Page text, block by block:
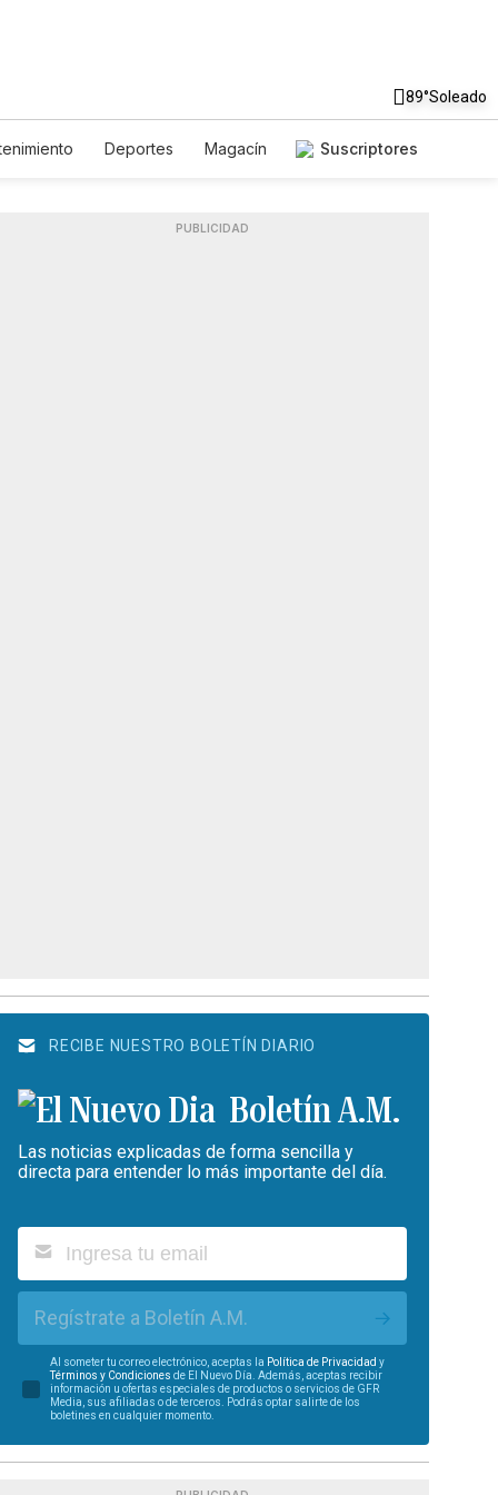
89°Soleado
Deportes
Magacín
Suscriptores
PUBLICIDAD
RECIBE NUESTRO BOLETÍN DIARIO
Boletín A.M.
Las noticias explicadas de forma sencilla y
directa para entender lo más importante del día.
Regístrate a Boletín A.M.
Al someter tu correo electrónico, aceptas la Política de Privacidad y
Términos y Condiciones de El Nuevo Día. Además, aceptas recibir
información u ofertas especiales de productos o servicios de GFR
Media, sus afiliadas o de terceros. Podrás optar salirte de los
boletines en cualquier momento.